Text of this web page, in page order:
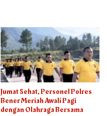
Jumat Sehat, Personel Polres
Bener Meriah Awali Pagi
dengan Olahraga Bersama